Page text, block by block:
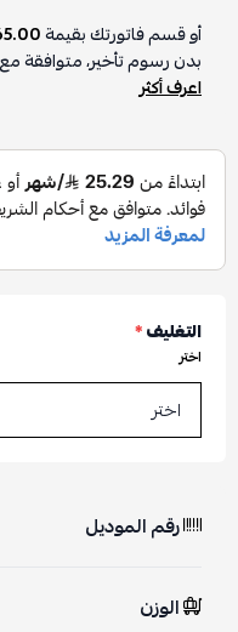
أو قسم فاتورتك بقيمة65.00
بدون رسوم تأخير، متوافقة
اعرف أكثر
التغليف*
اختر
رقم الموديل
الوزن